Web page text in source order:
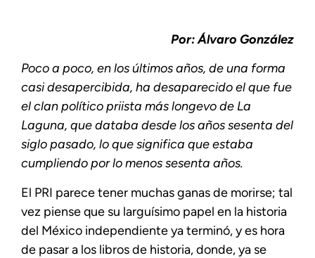
Por: Álvaro González
Poco a poco, en los últimos años, de una forma
casi desapercibida, ha desaparecido el que fue
el clan político priista más longevo de La
Laguna, que databa desde los años sesenta del
siglo pasado, lo que significa que estaba
cumpliendo por lo menos sesenta años.
El PRI parece tener muchas ganas de morirse; tal
vez piense que su larguísimo papel en la historia
del México independiente ya terminó, y es hora
de pasar a los libros de historia, donde, ya se